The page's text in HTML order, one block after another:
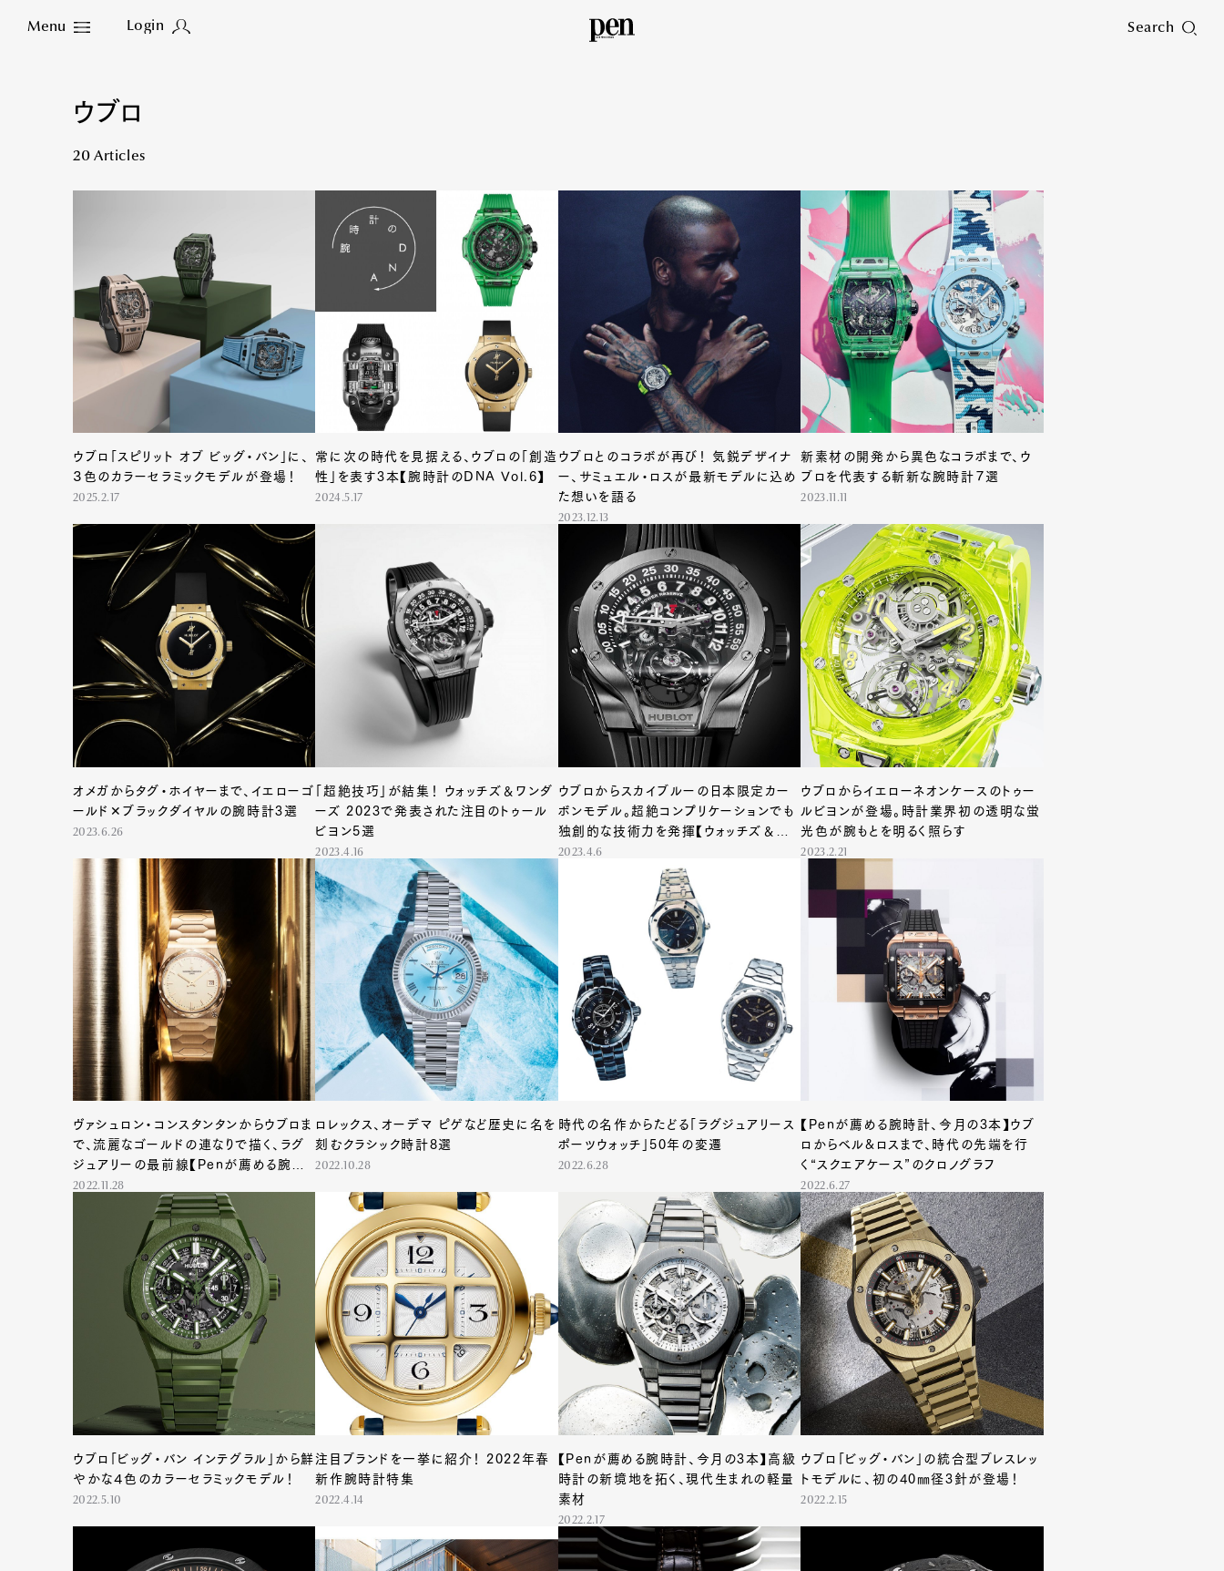
Menu Login Search
Close
Art&Design Watch
Fashion
Gourmet
Cars Product
Culture
Lifestyle
ウブロ
20 Articles
ウブロ「スピリット オブ ビッグ・バン」に、
３色のカラーセラミックモデルが登場！
2025.2.17
常に次の時代を見据える、ウブロの「創造
性」を表す3本【腕時計のDNA Vol.6】
2024.5.17
ウブロとのコラボが再び！ 気鋭デザイナ
ー、サミュエル・ロスが最新モデルに込め
た想いを語る
2023.12.13
新素材の開発から異色なコラボまで、ウ
ブロを代表する斬新な腕時計７選
2023.11.11
オメガからタグ・ホイヤーまで、イエローゴ
ールド✕ブラックダイヤルの腕時計3選
2023.6.26
「超絶技巧」が結集！ ウォッチズ＆ワンダ
ーズ 2023で発表された注目のトゥール
ビヨン5選
2023.4.16
ウブロからスカイブルーの日本限定カー
ボンモデル。超絶コンプリケーションでも
独創的な技術力を発揮【ウォッチズ＆ワン
ダーズ2023速報】
2023.4.6
ウブロからイエローネオンケースのトゥー
ルビヨンが登場。時計業界初の透明な蛍
光色が腕もとを明るく照らす
2023.2.21
ヴァシュロン・コンスタンタンからウブロま
で、流麗なゴールドの連なりで描く、ラグ
ジュアリーの最前線【Penが薦める腕時
計、今月の3本】
2022.11.28
ロレックス、オーデマ ピゲなど歴史に名を
刻むクラシック時計8選
2022.10.28
時代の名作からたどる「ラグジュアリース
ポーツウォッチ」50年の変遷
2022.6.28
【Penが薦める腕時計、今月の3本】ウブ
ロからベル&ロスまで、時代の先端を行
く“スクエアケース”のクロノグラフ
2022.6.27
ウブロ「ビッグ・バン インテグラル」から鮮
やかな４色のカラーセラミックモデル！
2022.5.10
注目ブランドを一挙に紹介！ 2022年春
新作腕時計特集
2022.4.14
【Penが薦める腕時計、今月の3本】高級
時計の新境地を拓く、現代生まれの軽量
素材
2022.2.17
ウブロ「ビッグ・バン」の統合型ブレスレッ
トモデルに、初の40㎜径3針が登場！
2022.2.15